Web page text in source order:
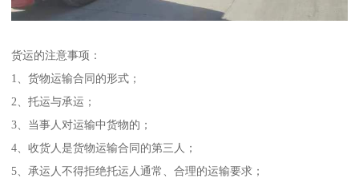
货运的注意事项：
1、货物运输合同的形式；
2、托运与承运；
3、当事人对运输中货物的；
4、收货人是货物运输合同的第三人；
5、承运人不得拒绝托运人通常、合理的运输要求；